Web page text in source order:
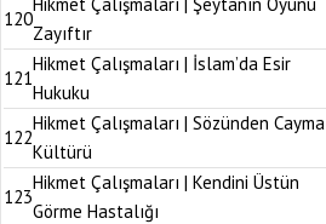
120
Zayıftır
121
Hikmet Çalışmaları | İslam’da Esir
Hukuku
122
Hikmet Çalışmaları | Sözünden Cayma
Kültürü
123
Hikmet Çalışmaları | Kendini Üstün
Görme Hastalığı